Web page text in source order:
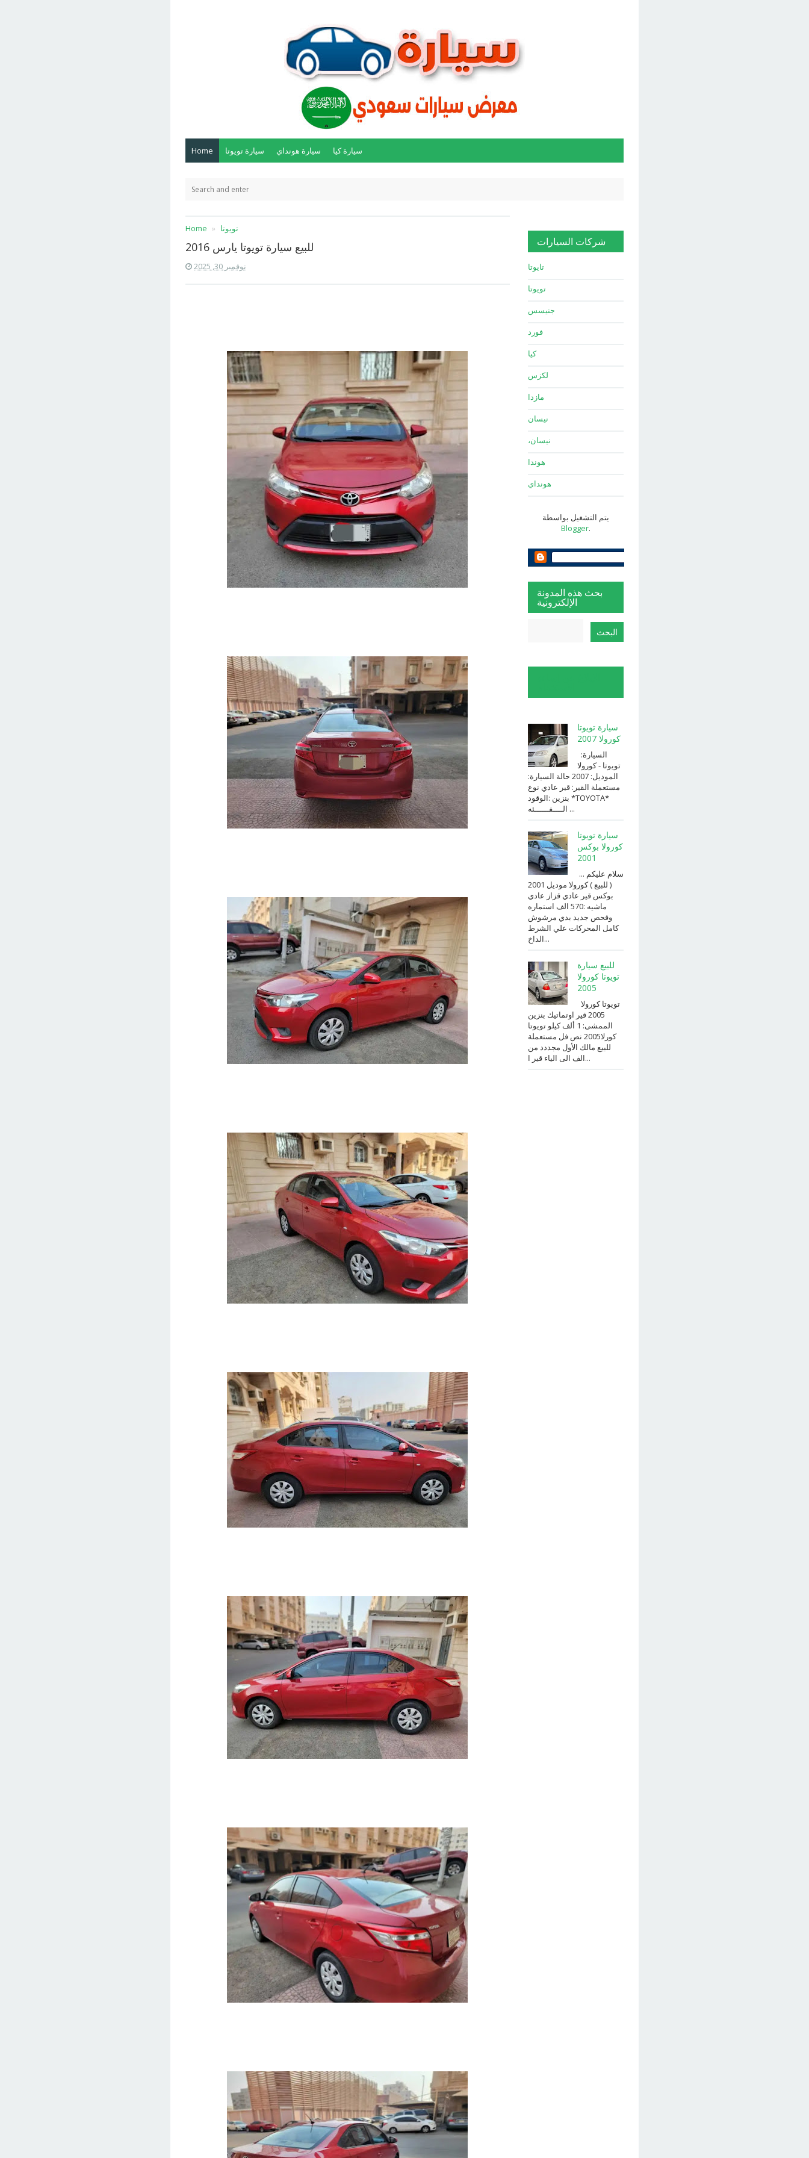
Home سيارة تويوتا سيارة هونداي سيارة كيا
Home تويوتا
للبيع سيارة تويوتا يارس 2016
نوفمبر 30, 2025
شركات السيارات
تايوتا
تويوتا
جنيسس
فورد
كيا
لكزس
مازدا
نيسان
نيسان،
هوندا
هونداي
يتم التشغيل بواسطة
Blogger.
بحث هذه المدونة
الإلكترونية
سيارة تويوتا
كورولا 2007
⁨تويوتا⁩ - ⁨كورولا⁩
الموديل: ⁨2007⁩ حالة السيارة:
⁨مستعملة⁩ القير: ⁨قير عادي⁩ نوع
الوقود: ⁨بنزين⁩ *TOYOTA*
الــــفــــــئه ...
سيارة تويوتا
كورولا بوكس
2001
سلام عليكم ...
( للبيع ) كورولا موديل 2001
بوكس قير عادي قزاز عادي
ماشيه :570 الف استماره
وفحص جديد بدي مرشوش
كامل المحركات علي الشرط
الداخ...
للبيع سيارة
تويوتا كورولا
2005
2005 قير اوتماتيك بنزين
الممشى: 1 ألف كيلو تويوتا
كورلا2005 نص فل مستعملة
للبيع مالك الأول مجددد من
الف الى الياء قير ا...